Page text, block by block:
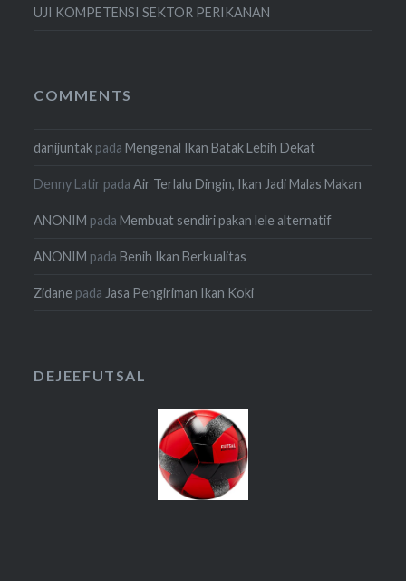
UJI KOMPETENSI SEKTOR PERIKANAN
COMMENTS
danijuntak padaMengenal Ikan Batak Lebih Dekat
Denny Latir padaAir Terlalu Dingin, Ikan Jadi Malas Makan
ANONIM padaMembuat sendiri pakan lele alternatif
ANONIM padaBenih Ikan Berkualitas
Zidane pada Jasa Pengiriman Ikan Koki
DEJEEFUTSAL